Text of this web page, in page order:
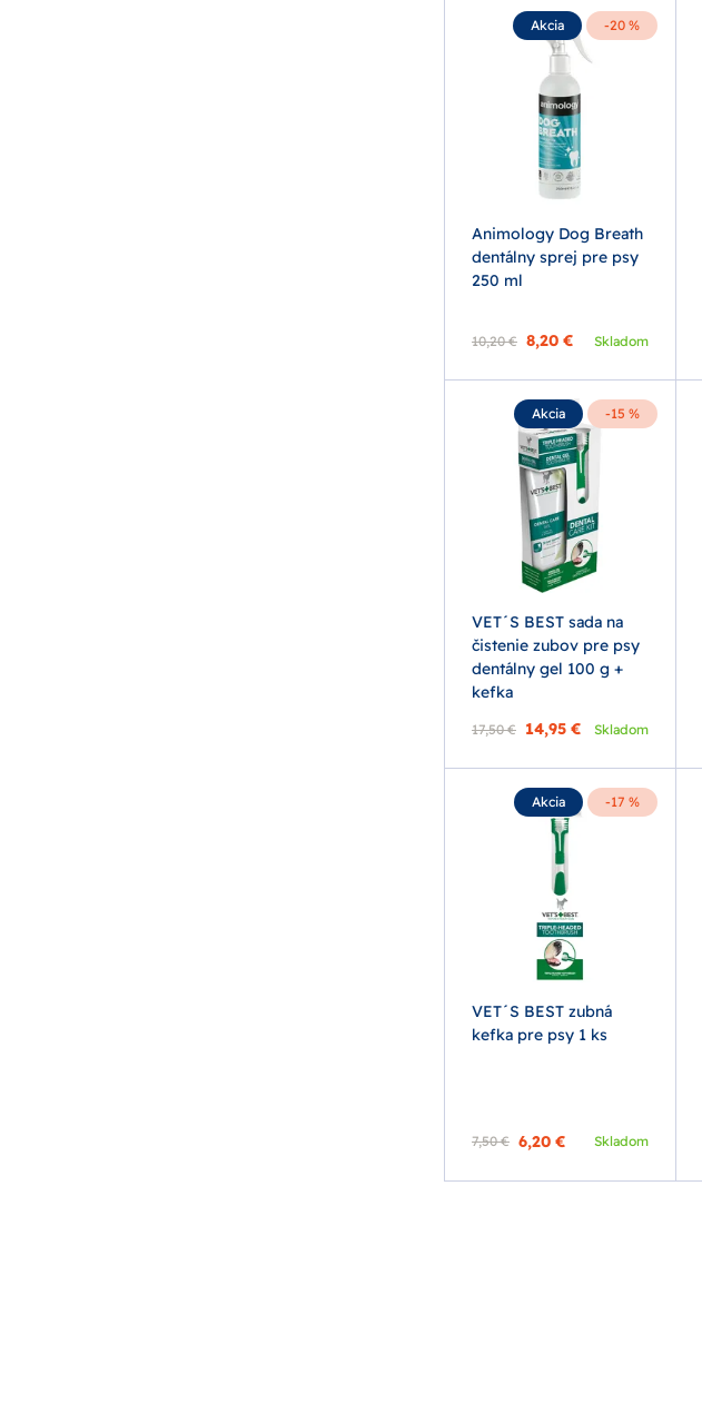
Akcia -20 %
Animology Dog Breath
dentálny sprej pre psy
250 ml
10,20 € 8,20 € Skladom
Akcia -15 %
VET´S BEST sada na
čistenie zubov pre psy
dentálny gel 100 g +
kefka
17,50 € 14,95 € Skladom
Akcia -17 %
VET´S BEST zubná
kefka pre psy 1 ks
7,50 € 6,20 € Skladom